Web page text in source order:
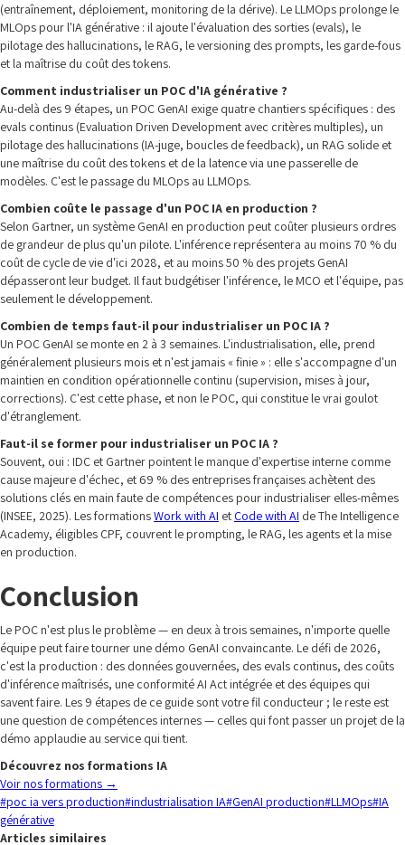
(entraînement, déploiement, monitoring de la dérive). Le LLMOps prolonge le
MLOps pour l'IA générative : il ajoute l'évaluation des sorties (evals), le
pilotage des hallucinations, le RAG, le versioning des prompts, les garde-fous
et la maîtrise du coût des tokens.
Comment industrialiser un POC d'IA générative ?
Au-delà des 9 étapes, un POC GenAI exige quatre chantiers spécifiques : des
evals continus (Evaluation Driven Development avec critères multiples), un
pilotage des hallucinations (IA-juge, boucles de feedback), un RAG solide et
une maîtrise du coût des tokens et de la latence via une passerelle de
modèles. C'est le passage du MLOps au LLMOps.
Combien coûte le passage d'un POC IA en production ?
Selon Gartner, un système GenAI en production peut coûter plusieurs ordres
de grandeur de plus qu'un pilote. L'inférence représentera au moins 70 % du
coût de cycle de vie d'ici 2028, et au moins 50 % des projets GenAI
dépasseront leur budget. Il faut budgétiser l'inférence, le MCO et l'équipe, pas
seulement le développement.
Combien de temps faut-il pour industrialiser un POC IA ?
Un POC GenAI se monte en 2 à 3 semaines. L'industrialisation, elle, prend
généralement plusieurs mois et n'est jamais « finie » : elle s'accompagne d'un
maintien en condition opérationnelle continu (supervision, mises à jour,
corrections). C'est cette phase, et non le POC, qui constitue le vrai goulot
d'étranglement.
Faut-il se former pour industrialiser un POC IA ?
Souvent, oui : IDC et Gartner pointent le manque d'expertise interne comme
cause majeure d'échec, et 69 % des entreprises françaises achètent des
solutions clés en main faute de compétences pour industrialiser elles-mêmes
(INSEE, 2025). Les formationsWork with AI et Code with AI de The Intelligence
Academy, éligibles CPF, couvrent le prompting, le RAG, les agents et la mise
en production.
Conclusion
Le POC n'est plus le problème — en deux à trois semaines, n'importe quelle
équipe peut faire tourner une démo GenAI convaincante. Le défi de 2026,
c'est la production : des données gouvernées, des evals continus, des coûts
d'inférence maîtrisés, une conformité AI Act intégrée et des équipes qui
savent faire. Les 9 étapes de ce guide sont votre fil conducteur ; le reste est
une question de compétences internes — celles qui font passer un projet de la
démo applaudie au service qui tient.
Découvrez nos formations IA
Voir nos formations →
#poc ia vers production#industrialisation IA#GenAI production#LLMOps#IA
générative
Articles similaires